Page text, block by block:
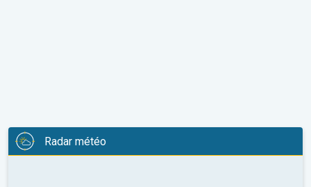
Radar météo